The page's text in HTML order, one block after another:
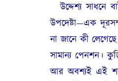
উদ্দেশ্য
উপদেষ্টা—এক
না জানে কী
সামান্য পেনশন।
আর অবশ্যই এই